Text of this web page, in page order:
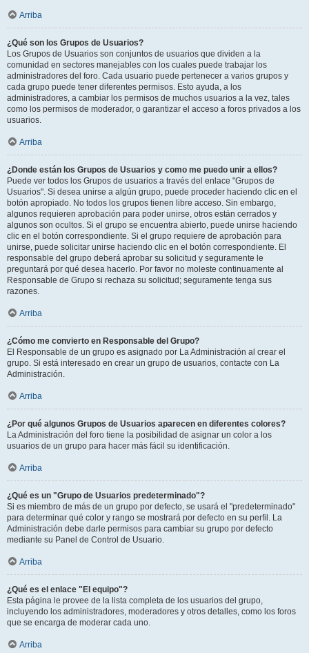
Arriba
¿Qué son los Grupos de Usuarios?
Los Grupos de Usuarios son conjuntos de usuarios que dividen a la
comunidad en sectores manejables con los cuales puede trabajar los
administradores del foro. Cada usuario puede pertenecer a varios grupos y
cada grupo puede tener diferentes permisos. Esto ayuda, a los
administradores, a cambiar los permisos de muchos usuarios a la vez, tales
como los permisos de moderador, o garantizar el acceso a foros privados a los
usuarios.
Arriba
¿Donde están los Grupos de Usuarios y como me puedo unir a ellos?
Puede ver todos los Grupos de usuarios a través del enlace "Grupos de
Usuarios". Si desea unirse a algún grupo, puede proceder haciendo clic en el
botón apropiado. No todos los grupos tienen libre acceso. Sin embargo,
algunos requieren aprobación para poder unirse, otros están cerrados y
algunos son ocultos. Si el grupo se encuentra abierto, puede unirse haciendo
clic en el botón correspondiente. Si el grupo requiere de aprobación para
unirse, puede solicitar unirse haciendo clic en el botón correspondiente. El
responsable del grupo deberá aprobar su solicitud y seguramente le
preguntará por qué desea hacerlo. Por favor no moleste continuamente al
Responsable de Grupo si rechaza su solicitud; seguramente tenga sus
razones.
Arriba
¿Cómo me convierto en Responsable del Grupo?
El Responsable de un grupo es asignado por La Administración al crear el
grupo. Si está interesado en crear un grupo de usuarios, contacte con La
Administración.
Arriba
¿Por qué algunos Grupos de Usuarios aparecen en diferentes colores?
La Administración del foro tiene la posibilidad de asignar un color a los
usuarios de un grupo para hacer más fácil su identificación.
Arriba
¿Qué es un "Grupo de Usuarios predeterminado"?
Si es miembro de más de un grupo por defecto, se usará el "predeterminado"
para determinar qué color y rango se mostrará por defecto en su perfil. La
Administración debe darle permisos para cambiar su grupo por defecto
mediante su Panel de Control de Usuario.
Arriba
¿Qué es el enlace "El equipo"?
Esta página le provee de la lista completa de los usuarios del grupo,
incluyendo los administradores, moderadores y otros detalles, como los foros
que se encarga de moderar cada uno.
Arriba